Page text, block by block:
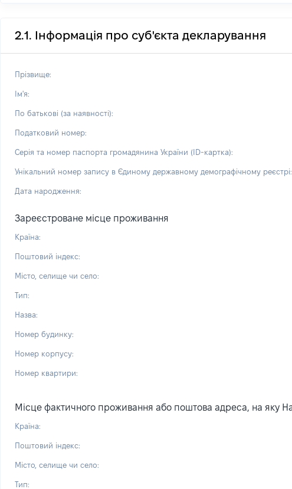
2.1. Інформація про суб'єкта декларування
Прізвище:
Ім'я:
По батькові (за наявності):
Податковий номер:
Серія та номер паспорта громадянина України (ID-картка):
Унікальний номер запису в Єдиному державному демографічному реєстрі:
Дата народження:
Зареєстроване місце проживання
Країна:
Поштовий індекс:
Місто, селище чи село:
Тип:
Назва:
Номер будинку:
Номер корпусу:
Номер квартири:
Місце фактичного проживання або поштова адреса, на яку
Країна:
Поштовий індекс:
Місто, селище чи село:
Тип: